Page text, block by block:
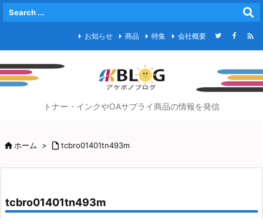
お知らせ 商品 特集 会社概要 
トナー・インクやOAサプライ商品の情報を発信
ホーム >  tcbro01401tn493m
tcbro01401tn493m